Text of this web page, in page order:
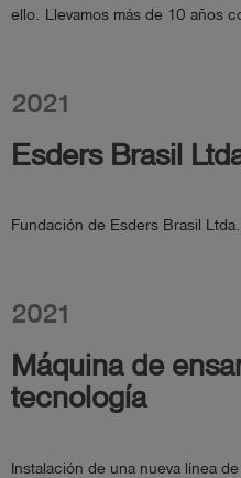
ello. Llevamos más de 10 años
2021
Esders Brasil
Fundación de Esders Brasil
2021
Máquina de
tecnología
Instalación de una nueva línea